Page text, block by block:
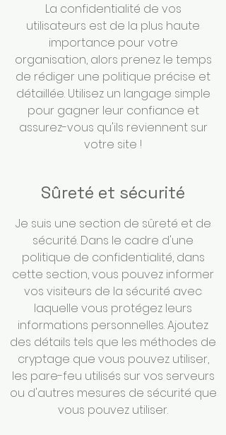
La confidentialité de vos
utilisateurs est de la plus haute
importance pour votre
organisation, alors prenez le temps
de rédiger une politique précise et
détaillée. Utilisez un langage simple
pour gagner leur confiance et
assurez-vous qu'ils reviennent sur
votre site !
Sûreté et sécurité
Je suis une section de sûreté et de
sécurité. Dans le cadre d'une
politique de confidentialité, dans
cette section, vous pouvez informer
vos visiteurs de la sécurité avec
laquelle vous protégez leurs
informations personnelles. Ajoutez
des détails tels que les méthodes de
cryptage que vous pouvez utiliser,
les pare-feu utilisés sur vos serveurs
ou d'autres mesures de sécurité que
vous pouvez utiliser.